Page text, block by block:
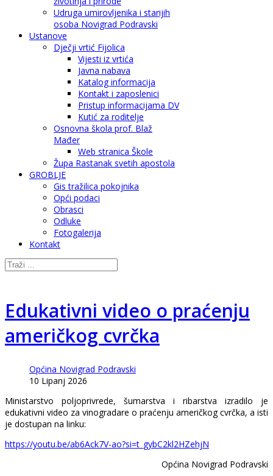
Udruga umirovljenika i starijih
osoba Novigrad Podravski
Ustanove
Dječji vrtić Fijolica
Vijesti iz vrtića
Javna nabava
Katalog informacija
Kontakt i zaposlenici
Pristup informacijama DV
Kutić za roditelje
Osnovna škola prof. Blaž
Mađer
Web stranica Škole
Župa Rastanak svetih apostola
GROBLJE
Gis tražilica pokojnika
Opći podaci
Obrasci
Odluke
Fotogalerija
Kontakt
Edukativni video o praćenju
američkog cvrčka
Općina Novigrad Podravski
10 Lipanj 2026
Ministarstvo poljoprivrede, šumarstva i ribarstva izradilo je
edukativni video za vinogradare o praćenju američkog cvrčka, a isti
je dostupan na linku:
https://youtu.be/ab6Ack7V-ao?si=t_gybC2kl2HZehjN
Općina Novigrad Podravski